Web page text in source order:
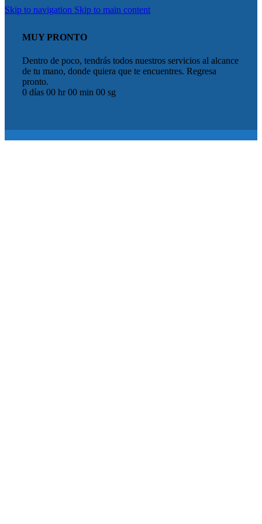
Skip to navigation Skip to main content
MUY PRONTO
Dentro de poco, tendrás todos nuestros servicios al alcance
de tu mano, donde quiera que te encuentres. Regresa
pronto.
0 días 00 hr00 min 00 sg